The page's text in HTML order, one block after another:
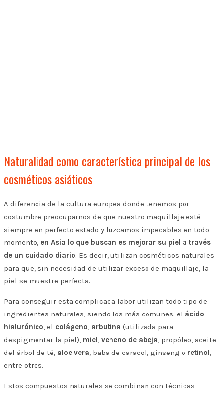
Naturalidad como característica principal de los
cosméticos asiáticos
A diferencia de la cultura europea donde tenemos por
costumbre preocuparnos de que nuestro maquillaje esté
siempre en perfecto estado y luzcamos impecables en todo
momento, en Asia lo que buscan es mejorar su piel a través
de un cuidado diario. Es decir, utilizan cosméticos naturales
para que, sin necesidad de utilizar exceso de maquillaje, la
piel se muestre perfecta.
Para conseguir esta complicada labor utilizan todo tipo de
ingredientes naturales, siendo los más comunes: el ácido
hialurónico, el colágeno, arbutina (utilizada para
despigmentar la piel), miel, veneno de abeja, propóleo, aceite
del árbol de té, aloe vera, baba de caracol, ginseng o retinol,
entre otros.
Estos compuestos naturales se combinan con técnicas